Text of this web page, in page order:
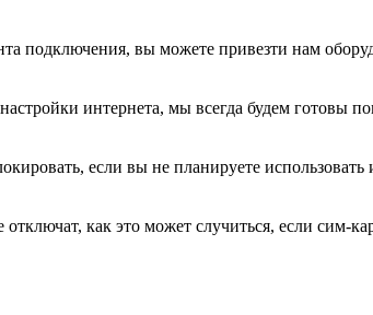
подключения, вы можете привезти нам
интернета, мы всегда будем готовы
если вы не планируете использовать
как это может случиться, если